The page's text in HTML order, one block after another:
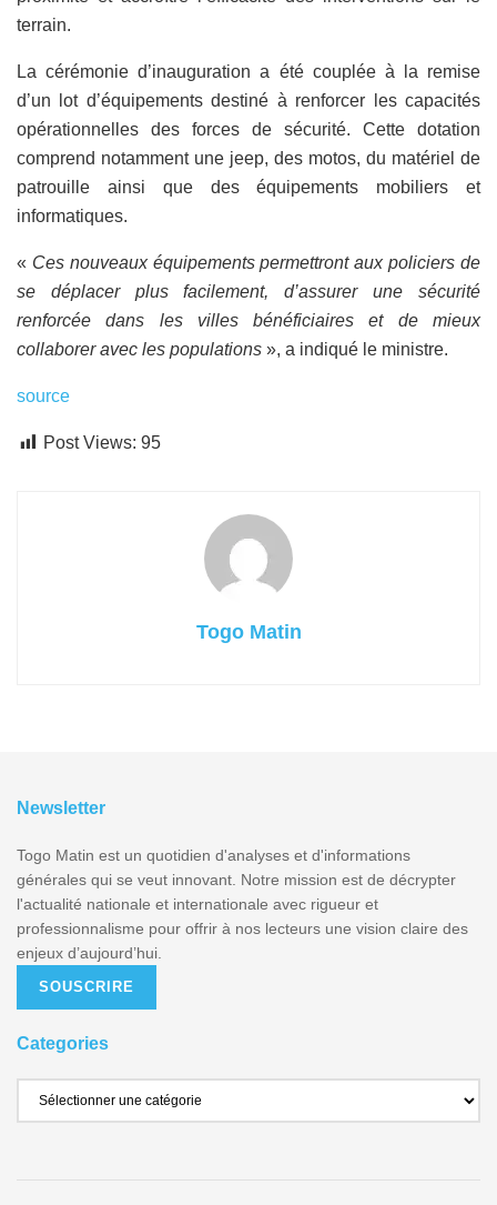
terrain.
La cérémonie d’inauguration a été couplée à la remise
d’un lot d’équipements destiné à renforcer les capacités
opérationnelles des forces de sécurité. Cette dotation
comprend notamment une jeep, des motos, du matériel de
patrouille ainsi que des équipements mobiliers et
informatiques.
« Ces nouveaux équipements permettront aux policiers de
se déplacer plus facilement, d’assurer une sécurité
renforcée dans les villes bénéficiaires et de mieux
collaborer avec les populations », a indiqué le ministre.
source
Post Views: 95
Togo Matin
Newsletter
Togo Matin est un quotidien d'analyses et d'informations
générales qui se veut innovant. Notre mission est de décrypter
l'actualité nationale et internationale avec rigueur et
professionnalisme pour offrir à nos lecteurs une vision claire des
enjeux d’aujourd’hui.
SOUSCRIRE
Categories